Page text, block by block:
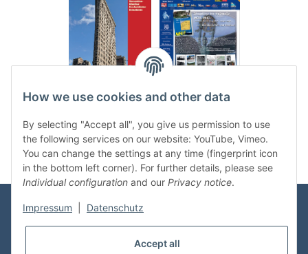
. ..
Categories
How we use cookies and other data
By selecting "Accept all", you give us permission to use
the following services on our website: YouTube, Vimeo.
You can change the settings at any time (fingerprint icon
in the bottom left corner). For further details, please see
Individual configuration and our Privacy notice.
Impressum Datenschutz
Accept all